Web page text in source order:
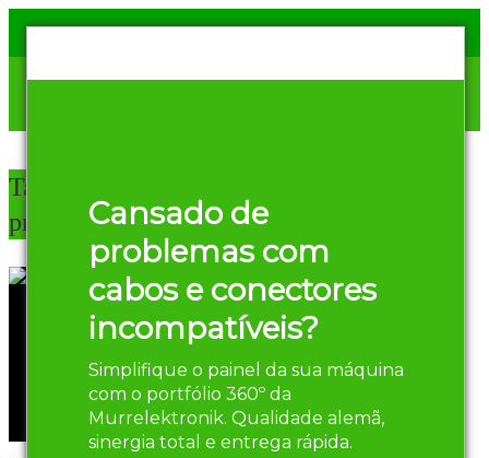
Cansado de
problemas com
cabos e conectores
incompatíveis?
Simplifique o painel da sua máquina
com o portfólio 360º da
Murrelektronik. Qualidade alemã,
sinergia total e entrega rápida.
Tag Archives:
prontos